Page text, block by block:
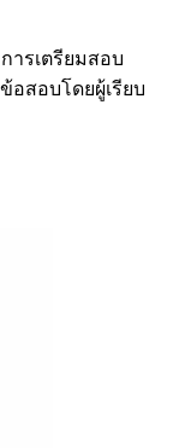
ารเตรียมสอบ
อสอบโดยผู้เรียบ